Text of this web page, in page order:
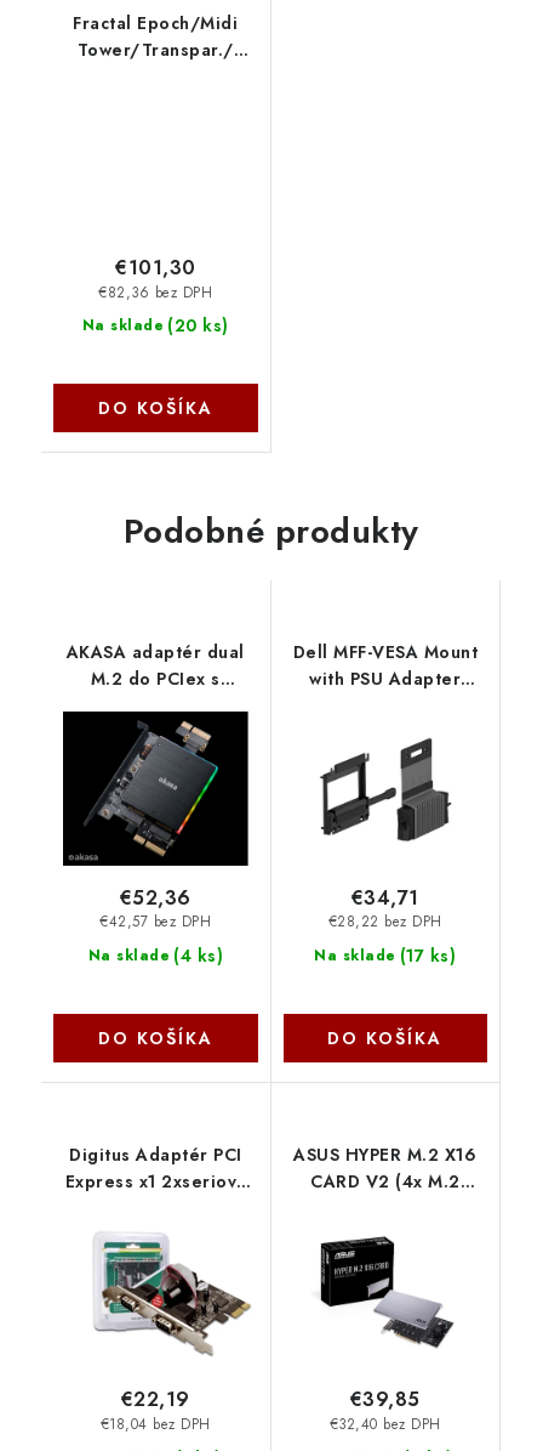
Fractal Epoch/Midi
Tower/Transpar./
Na sklade (20 ks)
€82,36 bez DPH
€101,30
DO KOŠÍKA
Podobné produkty
AKASA adaptér dual
M.2 do PCIex s
chladičom RGB AK-
PCCM2P-04 Akasa
Na sklade (4 ks)
€42,57 bez DPH
€52,36
DO KOŠÍKA
Dell MFF-VESA Mount
with PSU Adapter
Na sklade (17 ks)
€28,22 bez DPH
€34,71
DO KOŠÍKA
Digitus Adaptér PCI
Express x1 2xseriový
čipová sada:
ASIX99100 DS-30000-1
€18,04 bez DPH
€22,19
ASUS HYPER M.2 X16
CARD V2 (4x M.2
M0EAY0 Asus
€32,40 bez DPH
€39,85